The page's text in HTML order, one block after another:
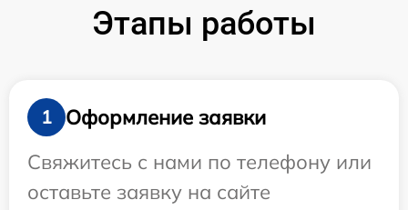
Этапы работы
1
Оформление заявки
Свяжитесь с нами по телефону или
оставьте заявку на сайте